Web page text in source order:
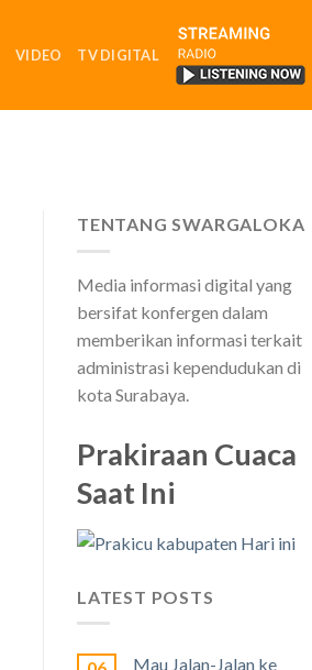
VIDEO TV DIGITAL RADIO
TENTANG SWARGALOKA
Media informasi digital yang
bersifat konfergen dalam
memberikan informasi terkait
administrasi kependudukan di
kota Surabaya.
Prakiraan Cuaca
Saat Ini
LATEST POSTS
Mau Jalan-Jalan ke